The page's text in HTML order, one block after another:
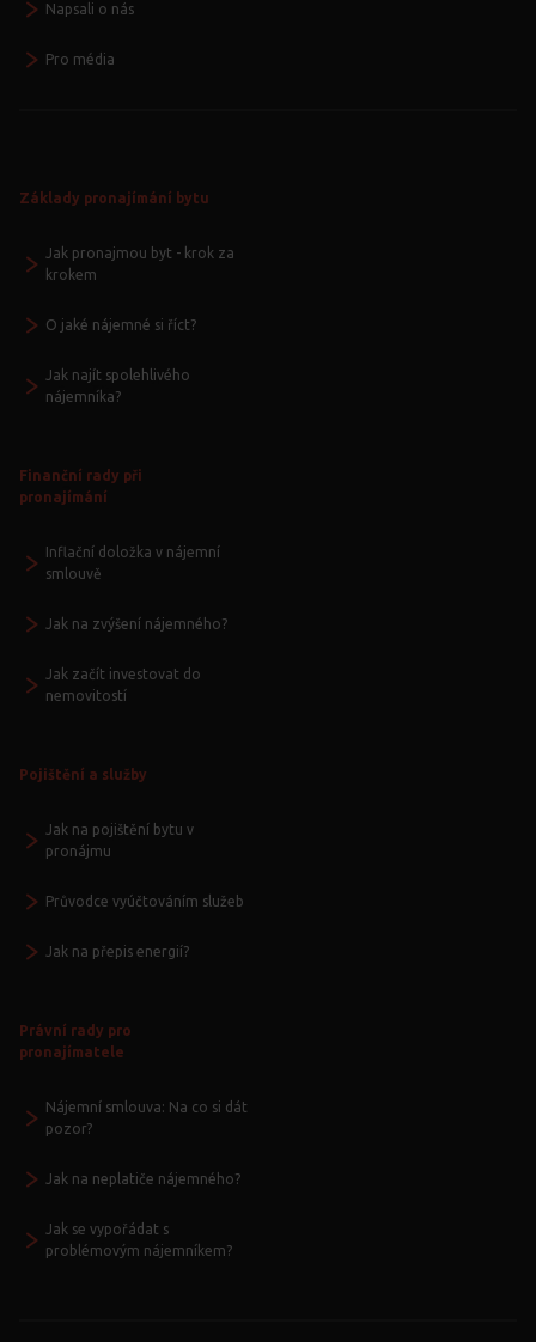
Napsali o nás
Pro média
Základy pronajímání bytu
Jak pronajmou byt - krok za
krokem
O jaké nájemné si říct?
Jak najít spolehlivého
nájemníka?
Finanční rady při
pronajímání
Inflační doložka v nájemní
smlouvě
Jak na zvýšení nájemného?
Jak začít investovat do
nemovitostí
Pojištění a služby
Jak na pojištění bytu v
pronájmu
Průvodce vyúčtováním služeb
Jak na přepis energií?
Právní rady pro
pronajímatele
Nájemní smlouva: Na co si dát
pozor?
Jak na neplatiče nájemného?
Jak se vypořádat s
problémovým nájemníkem?